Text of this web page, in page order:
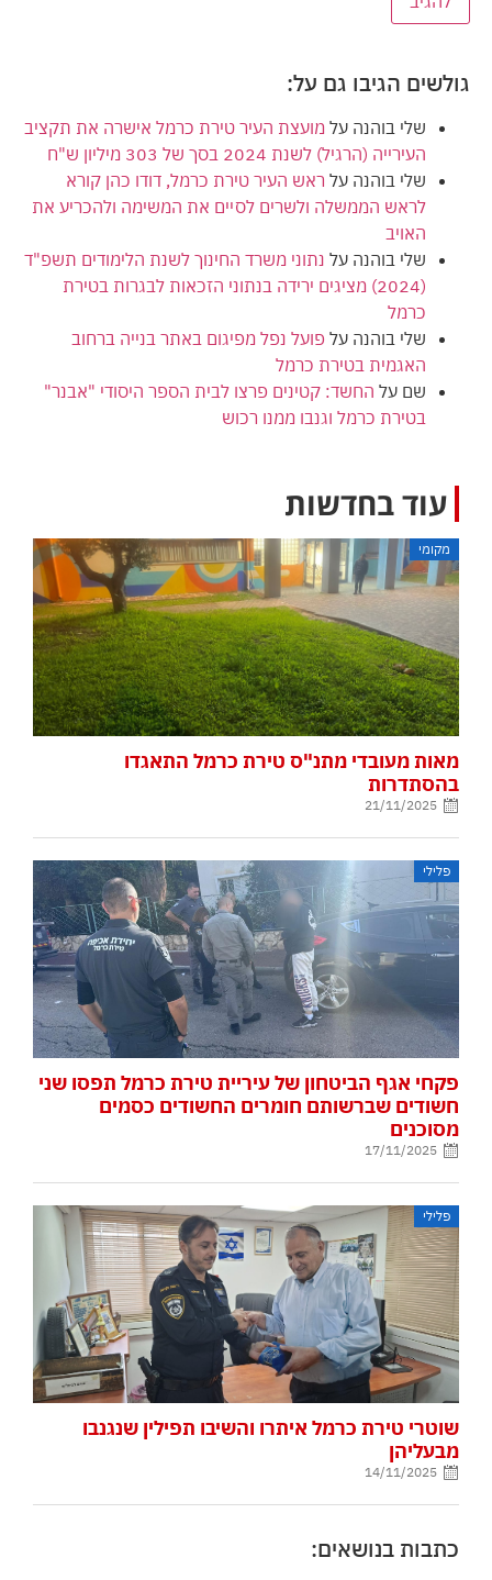
גולשים הגיבו גם על:
שלי בוהנה על מועצת העיר טירת כרמל אישרה את תקציב
העירייה (הרגיל) לשנת 2024 בסך של 303 מיליון ש"ח
שלי בוהנה על ראש העיר טירת כרמל, דודו כהן קורא
לראש הממשלה ולשרים לסיים את המשימה ולהכריע את
האויב
שלי בוהנה על נתוני משרד החינוך לשנת הלימודים תשפ"ד
(2024) מציגים ירידה בנתוני הזכאות לבגרות בטירת
כרמל
שלי בוהנה על פועל נפל מפיגום באתר בנייה ברחוב
האגמית בטירת כרמל
שם על החשד: קטינים פרצו לבית הספר היסודי "אבנר"
בטירת כרמל וגנבו ממנו רכוש
עוד בחדשות
מקומי
מאות מעובדי מתנ"ס טירת כרמל התאגדו
בהסתדרות
21/11/2025
פלילי
פקחי אגף הביטחון של עיריית טירת כרמל תפסו שני
חשודים שברשותם חומרים החשודים כסמים
מסוכנים
17/11/2025
פלילי
שוטרי טירת כרמל איתרו והשיבו תפילין שנגנבו
מבעליהן
14/11/2025
כתבות בנושאים: